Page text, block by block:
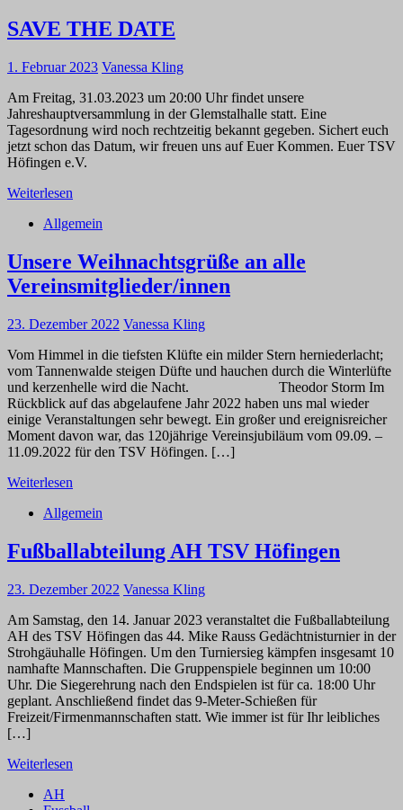
SAVE THE DATE
1. Februar 2023 Vanessa Kling
Am Freitag, 31.03.2023 um 20:00 Uhr findet unsere
Jahreshauptversammlung in der Glemstalhalle statt. Eine
Tagesordnung wird noch rechtzeitig bekannt gegeben. Sichert euch
jetzt schon das Datum, wir freuen uns auf Euer Kommen. Euer TSV
Höfingen e.V.
Weiterlesen
Allgemein
Unsere Weihnachtsgrüße an alle
Vereinsmitglieder/innen
23. Dezember 2022 Vanessa Kling
Vom Himmel in die tiefsten Klüfte ein milder Stern herniederlacht;
vom Tannenwalde steigen Düfte und hauchen durch die Winterlüfte
und kerzenhelle wird die Nacht. Theodor Storm Im
Rückblick auf das abgelaufene Jahr 2022 haben uns mal wieder
einige Veranstaltungen sehr bewegt. Ein großer und ereignisreicher
Moment davon war, das 120jährige Vereinsjubiläum vom 09.09. –
11.09.2022 für den TSV Höfingen. […]
Weiterlesen
Allgemein
Fußballabteilung AH TSV Höfingen
23. Dezember 2022 Vanessa Kling
Am Samstag, den 14. Januar 2023 veranstaltet die Fußballabteilung
AH des TSV Höfingen das 44. Mike Rauss Gedächtnisturnier in der
Strohgäuhalle Höfingen. Um den Turniersieg kämpfen insgesamt 10
namhafte Mannschaften. Die Gruppenspiele beginnen um 10:00
Uhr. Die Siegerehrung nach den Endspielen ist für ca. 18:00 Uhr
geplant. Anschließend findet das 9-Meter-Schießen für
Freizeit/Firmenmannschaften statt. Wie immer ist für Ihr leibliches
[…]
Weiterlesen
AH